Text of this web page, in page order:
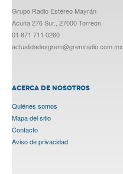
Grupo Radio Estéreo Mayrán
Acuña 276 Sur., 27000 Torreón
01 871 711 0260
actualidadesgrem@gremradio.com.mx
ACERCA DE NOSOTROS
Quiénes somos
Mapa del sitio
Contacto
Aviso de privacidad